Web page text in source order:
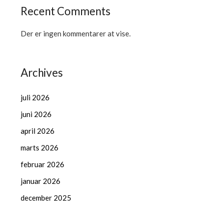
Recent Comments
Der er ingen kommentarer at vise.
Archives
juli 2026
juni 2026
april 2026
marts 2026
februar 2026
januar 2026
december 2025